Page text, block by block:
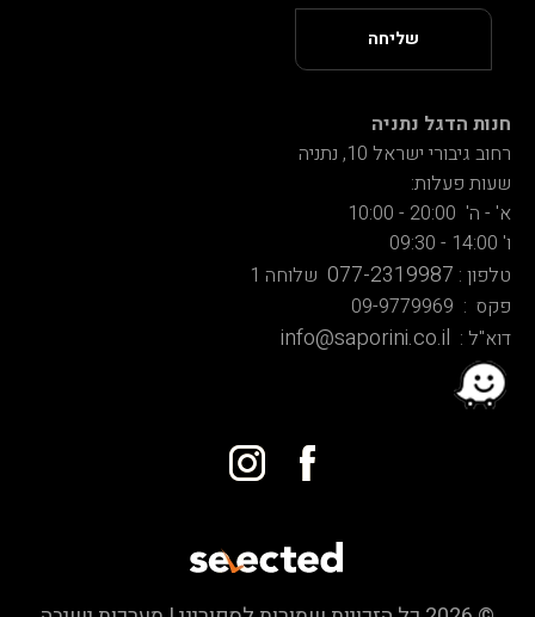
חנות הדגל נתניה
רחוב גיבורי ישראל 10, נתניה
שעות פעלות:
א' - ה' 20:00 - 10:00
ו' 14:00 - 09:30
טלפון : 077-2319987 שלוחה 1
פקס : 09-9779969
דוא"ל : info@saporini.co.il